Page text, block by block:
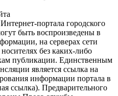
портала городского
быть воспроизведены в
на серверах сети
без каких-либо
публикации. Единственным
является ссылка на
информации портала в
ссылка). Предварительного